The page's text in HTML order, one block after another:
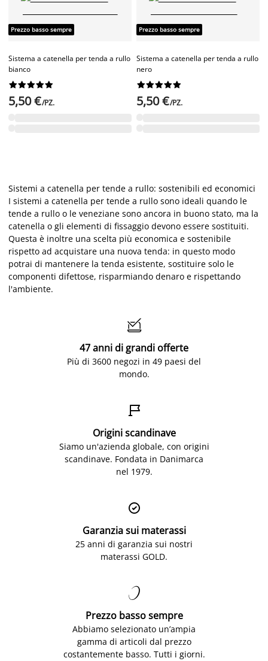
Prezzo basso sempre
Sistema a catenella per tenda a rullo
bianco






5,50 €/PZ.
Prezzo basso sempre
Sistema a catenella per tenda a rullo
nero






5,50 €/PZ.
Sistemi a catenella per tende a rullo: sostenibili ed economici
I sistemi a catenella per tende a rullo sono ideali quando le
tende a rullo o le veneziane sono ancora in buono stato, ma la
catenella o gli elementi di fissaggio devono essere sostituiti.
Questa è inoltre una scelta più economica e sostenibile
rispetto ad acquistare una nuova tenda: in questo modo
potrai di mantenere la tenda esistente, sostituire solo le
componenti difettose, risparmiando denaro e rispettando
l'ambiente.

47 anni di grandi offerte
Più di 3600 negozi in 49 paesi del
mondo.

Origini scandinave
Siamo un'azienda globale, con origini
scandinave. Fondata in Danimarca
nel 1979.

Garanzia sui materassi
25 anni di garanzia sui nostri
materassi GOLD.

Prezzo basso sempre
Abbiamo selezionato un’ampia
gamma di articoli dal prezzo
costantemente basso. Tutti i giorni.